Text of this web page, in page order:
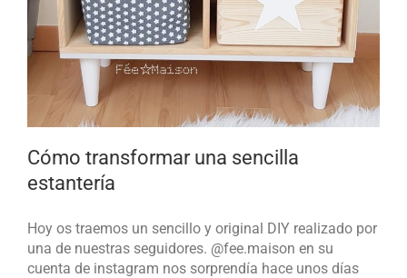
Cómo transformar una sencilla
estantería
Hoy os traemos un sencillo y original DIY realizado por
una de nuestras seguidores. @fee.maison en su
cuenta de instagram nos sorprendía hace unos días